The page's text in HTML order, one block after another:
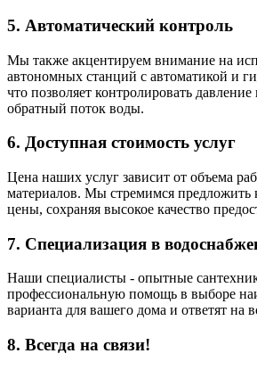
5. Автоматический контроль
Мы также акцентируем внимание на
автономных станций с автоматикой и
что позволяет контролировать давление
обратный поток воды.
6. Доступная стоимость услуг
Цена наших услуг зависит от объема
материалов. Мы стремимся предложить
цены, сохраняя высокое качество
7. Специализация в
Наши специалисты - опытные
профессиональную помощь в выборе
варианта для вашего дома и ответят на
8. Всегда на связи!